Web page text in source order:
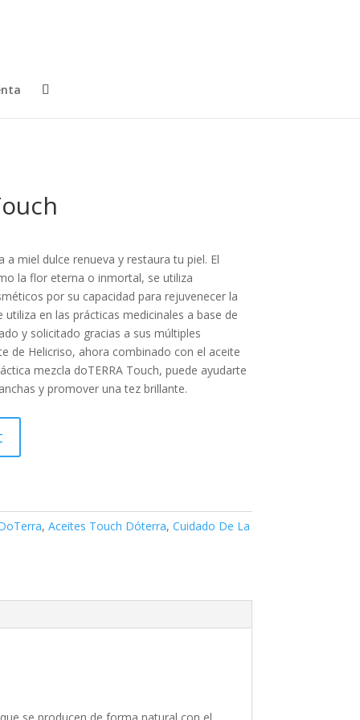
miel dulce renueva y restaura tu piel. El
la flor eterna o inmortal, se utiliza
por su capacidad para rejuvenecer la
utiliza en las prácticas medicinales a base de
y solicitado gracias a sus múltiples
de Helicriso, ahora combinado con el aceite
mezcla doTERRA Touch, puede ayudarte
y promover una tez brillante.
, Aceites Touch Dóterra, Cuidado De La